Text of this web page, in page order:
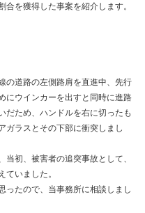
を獲得した事案を紹介します。
道路の左側路肩を直進中、先行
にウインカーを出すと同時に進路
だため、ハンドルを右に切ったも
ガラスとその下部に衝突しまし
初、被害者の追突事故として、
いました。
たので、当事務所に相談しまし